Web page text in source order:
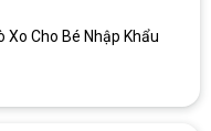
Xo Cho Bé Nhập Khẩu